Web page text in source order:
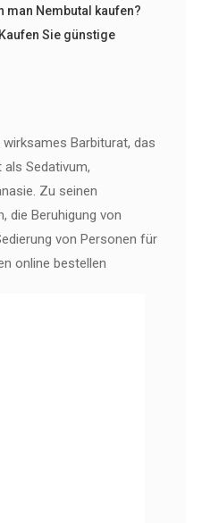
man Nembutal kaufen?
Sie günstige
Barbiturat, das
Sedativum,
Zu seinen
die Beruhigung von
von Personen für
online bestellen